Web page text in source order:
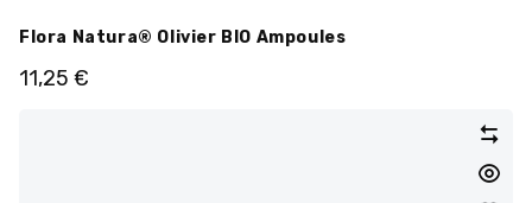
Flora Natura® Olivier BIO Ampoules
11,25 €